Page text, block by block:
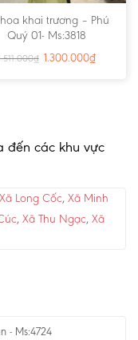
khai trương – Phú
Quý 01- Ms:3818
₫ 1.300.000₫
đến các khu vực
Xã Long Cốc, Xã Minh
, Xã Thu Ngạc, Xã
- Ms:4724